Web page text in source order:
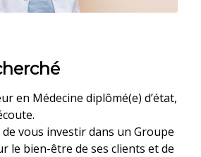
en Médecine diplômé(e) d’état,
de vous investir dans un Groupe
le bien-être de ses clients et de